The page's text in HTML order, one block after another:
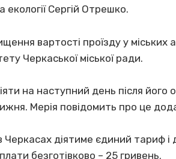
екології Сергій Отрешко.
вартості проїзду у міських
Черкаської міської ради.
на наступний день після
Мерія повідомить про це
Черкасах діятиме єдиний тариф і
безготівково – 25 гривень.